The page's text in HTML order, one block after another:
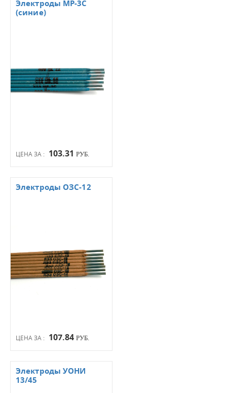
ЦЕНА ЗА : 103.31 РУБ.
Электроды МР-3С
(синие)
ЦЕНА ЗА : 107.84 РУБ.
Электроды ОЗС-12
Электроды УОНИ
13/45